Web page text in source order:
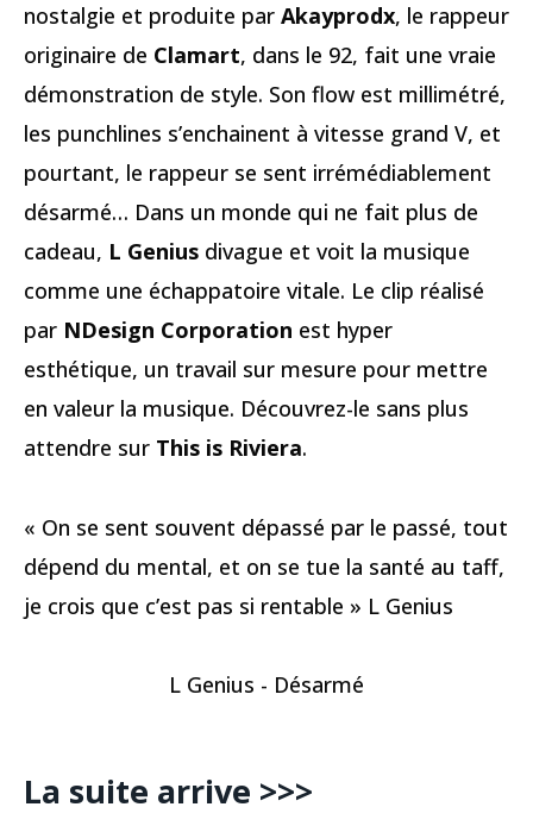
nostalgie et produite par Akayprodx, le rappeur
originaire de Clamart, dans le 92, fait une vraie
démonstration de style. Son flow est millimétré,
les punchlines s’enchainent à vitesse grand V, et
pourtant, le rappeur se sent irrémédiablement
désarmé… Dans un monde qui ne fait plus de
cadeau, L Genius divague et voit la musique
comme une échappatoire vitale. Le clip réalisé
par NDesign Corporation est hyper
esthétique, un travail sur mesure pour mettre
en valeur la musique. Découvrez-le sans plus
attendre sur This is Riviera.
« On se sent souvent dépassé par le passé, tout
dépend du mental, et on se tue la santé au taff,
je crois que c’est pas si rentable » L Genius
L Genius - Désarmé
La suite arrive >>>